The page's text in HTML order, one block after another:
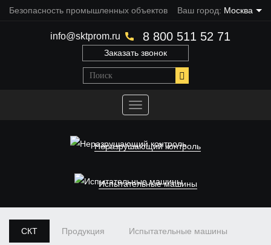
Безопасность промышленных объектов Ваш город: Москва
info@sktprom.ru 8 800 511 52 71
Заказать звонок
Переключить
навигацию
Неразрушающий контроль
Испытательные машины
СКТ Продукция Испытательные машины